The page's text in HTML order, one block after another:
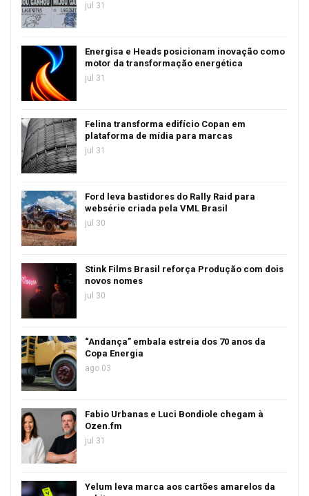
jul 31
Energisa e Heads posicionam inovação como
motor da transformação energética
jul 31
Felina transforma edifício Copan em
plataforma de mídia para marcas
jul 31
Ford leva bastidores do Rally Raid para
websérie criada pela VML Brasil
jul 30
Stink Films Brasil reforça Produção com dois
novos nomes
jul 30
“Andança” embala estreia dos 70 anos da
Copa Energia
ago 03
Fabio Urbanas e Luci Bondiole chegam à
Ozen.fm
jul 31
Yelum leva marca aos cartões amarelos da